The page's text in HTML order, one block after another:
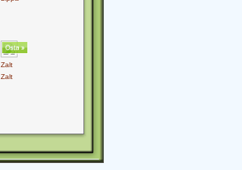
Zalt
Zalt